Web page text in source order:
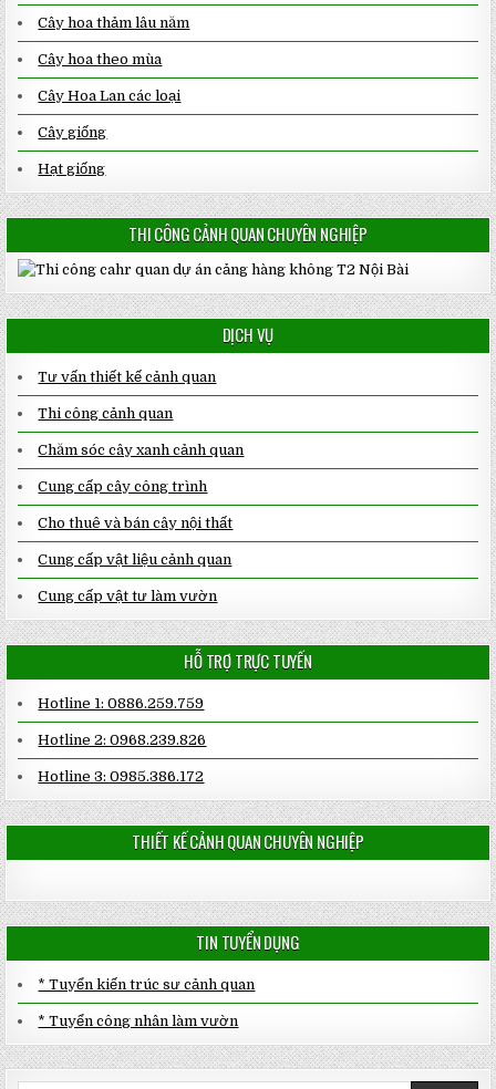
Cây hoa thảm lâu năm
Cây hoa theo mùa
Cây Hoa Lan các loại
Cây giống
Hạt giống
THI CÔNG CẢNH QUAN CHUYÊN NGHIỆP
DỊCH VỤ
Tư vấn thiết kế cảnh quan
Thi công cảnh quan
Chăm sóc cây xanh cảnh quan
Cung cấp cây công trình
Cho thuê và bán cây nội thất
Cung cấp vật liệu cảnh quan
Cung cấp vật tư làm vườn
HỖ TRỢ TRỰC TUYẾN
Hotline 1: 0886.259.759
Hotline 2: 0968.239.826
Hotline 3: 0985.386.172
THIẾT KẾ CẢNH QUAN CHUYÊN NGHIỆP
TIN TUYỂN DỤNG
* Tuyển kiến trúc sư cảnh quan
* Tuyển công nhân làm vườn